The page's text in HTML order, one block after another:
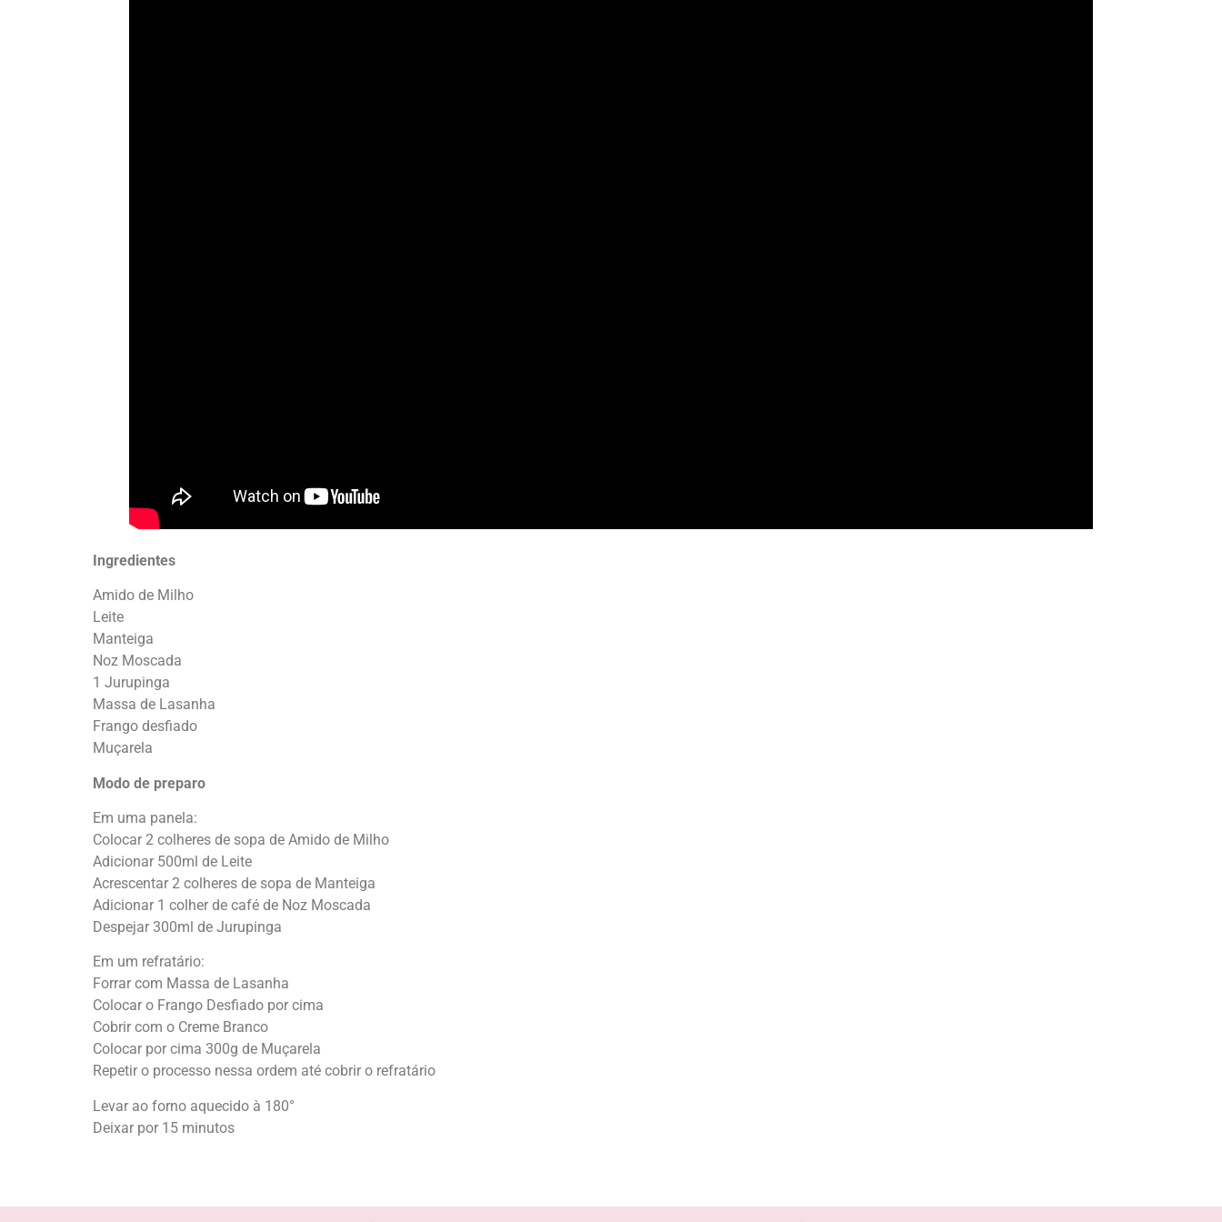
Ingredientes
Amido de Milho
Leite
Manteiga
Noz Moscada
1 Jurupinga
Massa de Lasanha
Frango desfiado
Muçarela
Modo de preparo
Em uma panela:
Colocar 2 colheres de sopa de Amido de Milho
Adicionar 500ml de Leite
Acrescentar 2 colheres de sopa de Manteiga
Adicionar 1 colher de café de Noz Moscada
Despejar 300ml de Jurupinga
Em um refratário:
Forrar com Massa de Lasanha
Colocar o Frango Desfiado por cima
Cobrir com o Creme Branco
Colocar por cima 300g de Muçarela
Repetir o processo nessa ordem até cobrir o refratário
Levar ao forno aquecido à 180°
Deixar por 15 minutos